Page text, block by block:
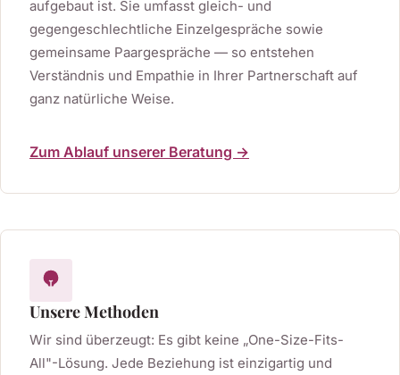
aufgebaut ist. Sie umfasst gleich- und
gegengeschlechtliche Einzelgespräche sowie
gemeinsame Paargespräche — so entstehen
Verständnis und Empathie in Ihrer Partnerschaft auf
ganz natürliche Weise.
Zum Ablauf unserer Beratung →
Unsere Methoden
Wir sind überzeugt: Es gibt keine „One-Size-Fits-
All"-Lösung. Jede Beziehung ist einzigartig und